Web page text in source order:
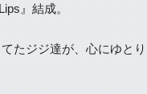
』結成。
たジジ達が、心にゆと